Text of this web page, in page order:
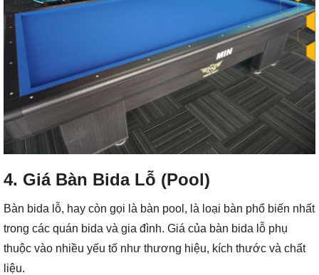
4. Giá Bàn Bida Lỗ (Pool)
Bàn bida lỗ, hay còn gọi là bàn pool, là loại bàn phổ biến nhất
trong các quán bida và gia đình. Giá của bàn bida lỗ phụ
thuộc vào nhiều yếu tố như thương hiệu, kích thước và chất
liệu.